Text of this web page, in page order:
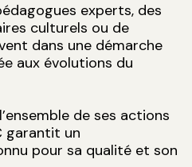
experts, des
culturels ou de
dans une démarche
aux évolutions du
de ses actions
garantit un
pour sa qualité et son